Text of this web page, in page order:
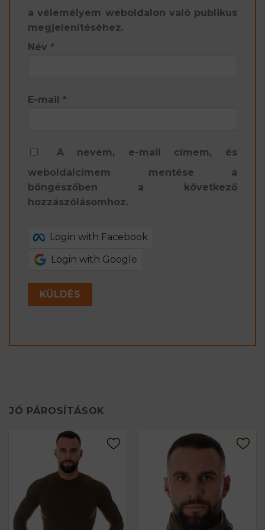
a vélemélyem weboldalon való publikus
megjelenítéséhez.
Név *
E-mail *
A nevem, e-mail címem, és
weboldalcímem mentése a
böngészőben a következő
hozzászólásomhoz.
Login with Facebook
Login with Google
JÓ PÁROSÍTÁSOK